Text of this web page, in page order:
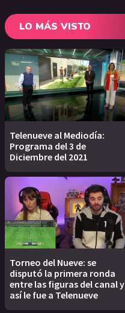
LO MÁS VISTO
Telenueve al Mediodía:
Programa del 3 de
Diciembre del 2021
Torneo del Nueve: se
disputó la primera ronda
entre las figuras del canal y
así le fue a Telenueve